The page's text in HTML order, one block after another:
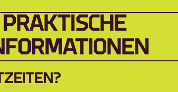
PRAKTISCHE